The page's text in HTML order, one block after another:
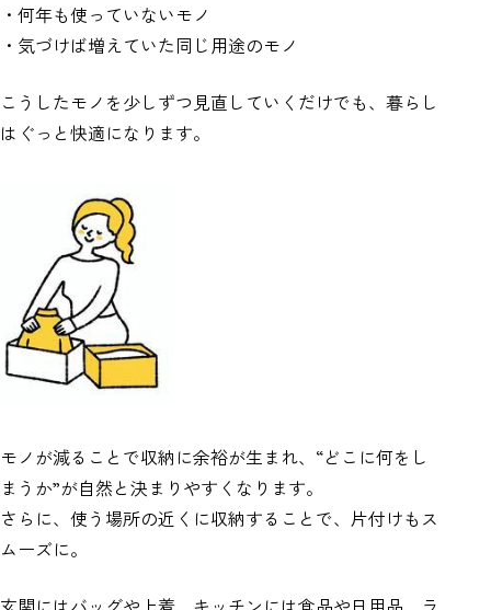
・何年も使っていないモノ
・気づけば増えていた同じ用途のモノ
こうしたモノを少しずつ見直していくだけでも、暮らし
はぐっと快適になります。
モノが減ることで収納に余裕が生まれ、“どこに何をし
まうか”が自然と決まりやすくなります。
さらに、使う場所の近くに収納することで、片付けもス
ムーズに。